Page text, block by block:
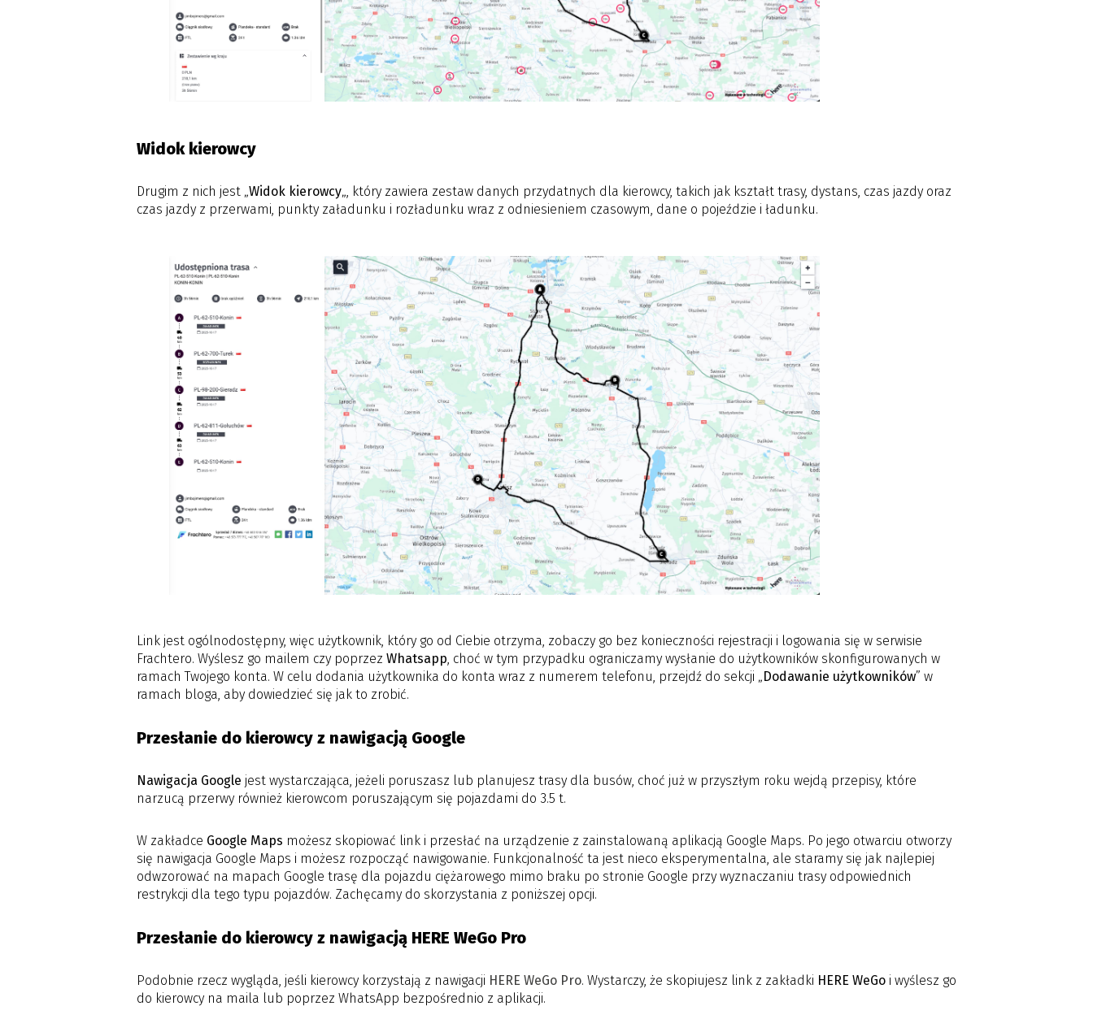
Widok kierowcy
Drugim z nich jest „Widok kierowcy„, który zawiera zestaw danych przydatnych dla kierowcy, takich jak kształt trasy, dystans, czas jazdy oraz
czas jazdy z przerwami, punkty załadunku i rozładunku wraz z odniesieniem czasowym, dane o pojeździe i ładunku.
Link jest ogólnodostępny, więc użytkownik, który go od Ciebie otrzyma, zobaczy go bez konieczności rejestracji i logowania się w serwisie
Frachtero. Wyślesz go mailem czy poprzez Whatsapp, choć w tym przypadku ograniczamy wysłanie do użytkowników skonfigurowanych w
ramach Twojego konta. W celu dodania użytkownika do konta wraz z numerem telefonu, przejdź do sekcji „ Dodawanie użytkowników” w
ramach bloga, aby dowiedzieć się jak to zrobić.
Przesłanie do kierowcy z nawigacją Google
Nawigacja Google jest wystarczająca, jeżeli poruszasz lub planujesz trasy dla busów, choć już w przyszłym roku wejdą przepisy, które
narzucą przerwy również kierowcom poruszającym się pojazdami do 3.5 t.
W zakładce Google Maps możesz skopiować link i przesłać na urządzenie z zainstalowaną aplikacją Google Maps. Po jego otwarciu otworzy
się nawigacja Google Maps i możesz rozpocząć nawigowanie. Funkcjonalność ta jest nieco eksperymentalna, ale staramy się jak najlepiej
odwzorować na mapach Google trasę dla pojazdu ciężarowego mimo braku po stronie Google przy wyznaczaniu trasy odpowiednich
restrykcji dla tego typu pojazdów. Zachęcamy do skorzystania z poniższej opcji.
Przesłanie do kierowcy z nawigacją HERE WeGo Pro
Podobnie rzecz wygląda, jeśli kierowcy korzystają z nawigacji HERE WeGo Pro. Wystarczy, że skopiujesz link z zakładki HERE WeGo i wyślesz go
do kierowcy na maila lub poprzez WhatsApp bezpośrednio z aplikacji.